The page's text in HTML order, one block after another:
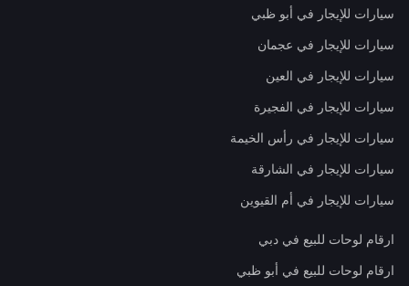
سيارات للإيجار في أبو ظبي
سيارات للإيجار في عجمان
سيارات للإيجار في العين
سيارات للإيجار في الفجيرة
سيارات للإيجار في رأس الخيمة
سيارات للإيجار في الشارقة
سيارات للإيجار في أم القيوين
ارقام لوحات للبيع في دبي
ارقام لوحات للبيع في أبو ظبي